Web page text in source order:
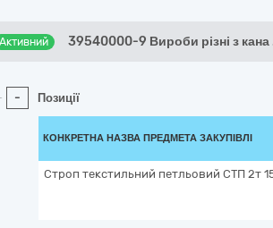
Активний 39540000-9 Вироби різні з кана
- Позиції
КОНКРЕТНА НАЗВА ПРЕДМЕТА ЗАКУПІВЛІ
Строп текстильний петльовий СТП 2т